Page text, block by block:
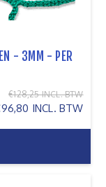
- 3MM - PER
INCL. BTW
€128,25 INCL. BTW